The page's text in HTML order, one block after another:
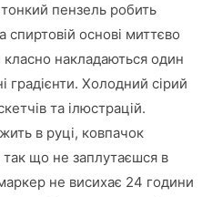
пензель робить
спиртовій основі миттєво
класно накладаються один
градієнти. Холодний сірий
та ілюстрацій.
в руці, ковпачок
що не заплутаєшся в
не висихає 24 години